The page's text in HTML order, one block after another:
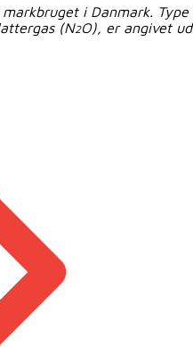
i Danmark. Type
(N2O), er angivet ud